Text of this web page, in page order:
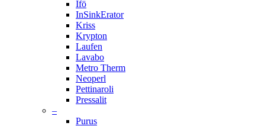
Ifö
InSinkErator
Kriss
Krypton
Laufen
Lavabo
Metro Therm
Neoperl
Pettinaroli
Pressalit
–
Purus